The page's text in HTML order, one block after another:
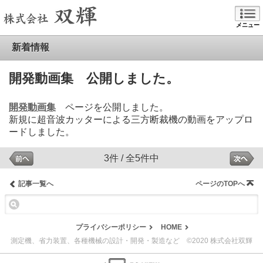
メニュー
新着情報
開発動画集 公開しました。
開発動画集 ページを公開しました。
新規に超音波カッターによる三方断裁機の動画をアップロ
ードしました。
3件 / 全5件中
記事一覧へ ページのTOPへ
プライバシーポリシー
HOME
測定機、省力装置、各種機械の設計・開発・製造など ©2020 株式会社双輝